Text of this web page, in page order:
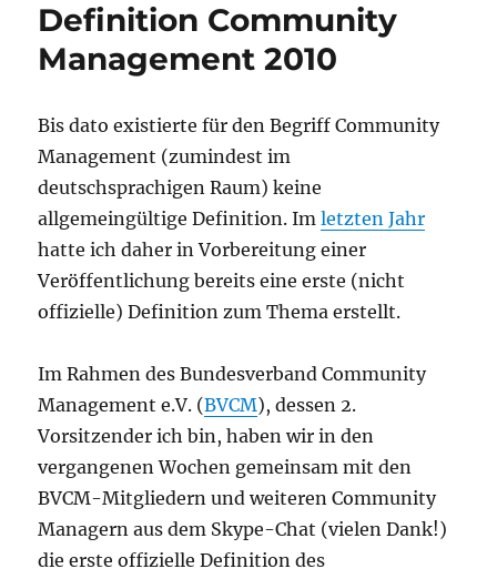
Definition Community
Management 2010
Bis dato existierte für den Begriff Community
Management (zumindest im
deutschsprachigen Raum) keine
allgemeingültige Definition. Imletzten Jahr
hatte ich daher in Vorbereitung einer
Veröffentlichung bereits eine erste (nicht
offizielle) Definition zum Thema erstellt.
Im Rahmen des Bundesverband Community
Management e.V. (BVCM), dessen 2.
Vorsitzender ich bin, haben wir in den
vergangenen Wochen gemeinsam mit den
BVCM-Mitgliedern und weiteren Community
Managern aus dem Skype-Chat (vielen Dank!)
die erste offizielle Definition des